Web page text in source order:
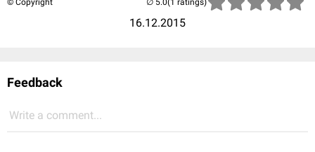
16.12.2015
Feedback
Write a comment...